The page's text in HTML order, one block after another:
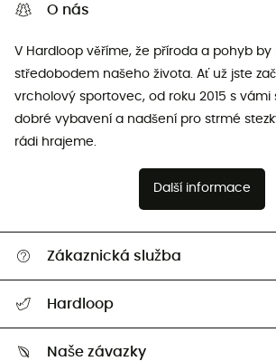
O nás
V Hardloop věříme, že příroda a pohyb by
středobodem našeho života. Ať už jste
vrcholový sportovec, od roku 2015 s vámi
dobré vybavení a nadšení pro strmé
rádi hrajeme.
Další informace
Zákaznická služba
Vrácení zboží a peněz
Hardloop
Naše závazky